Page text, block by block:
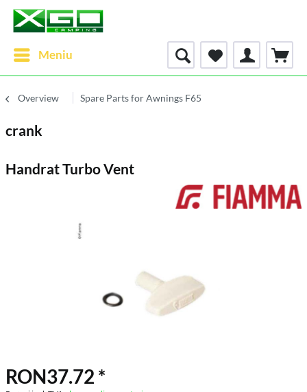
Meniu
Overview Spare Parts for Awnings F65
crank
Handrat Turbo Vent
RON37.72 *